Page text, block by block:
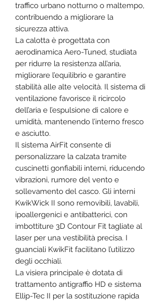
traffico urbano notturno o maltempo,
contribuendo a migliorare la
sicurezza attiva.
La calotta è progettata con
aerodinamica Aero-Tuned, studiata
per ridurre la resistenza all’aria,
migliorare l’equilibrio e garantire
stabilità alle alte velocità. Il sistema di
ventilazione favorisce il ricircolo
dell’aria e l’espulsione di calore e
umidità, mantenendo l’interno fresco
e asciutto.
Il sistema AirFit consente di
personalizzare la calzata tramite
cuscinetti gonfiabili interni, riducendo
vibrazioni, rumore del vento e
sollevamento del casco. Gli interni
KwikWick II sono removibili, lavabili,
ipoallergenici e antibatterici, con
imbottiture 3D Contour Fit tagliate al
laser per una vestibilità precisa. I
guanciali KwikFit facilitano l’utilizzo
degli occhiali.
La visiera principale è dotata di
trattamento antigraffio HD e sistema
Ellip-Tec II per la sostituzione rapida